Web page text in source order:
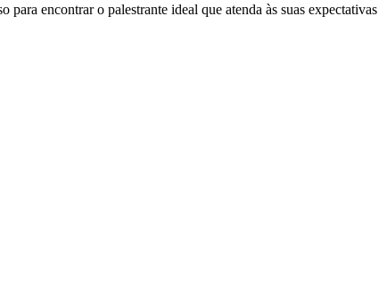
encontrar o palestrante ideal que atenda às suas expectativas